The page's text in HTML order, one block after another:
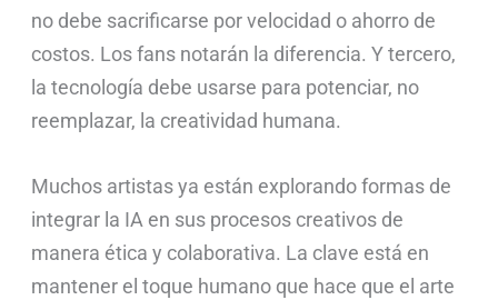
no debe sacrificarse por velocidad o ahorro de
costos. Los fans notarán la diferencia. Y tercero,
la tecnología debe usarse para potenciar, no
reemplazar, la creatividad humana.
Muchos artistas ya están explorando formas de
integrar la IA en sus procesos creativos de
manera ética y colaborativa. La clave está en
mantener el toque humano que hace que el arte